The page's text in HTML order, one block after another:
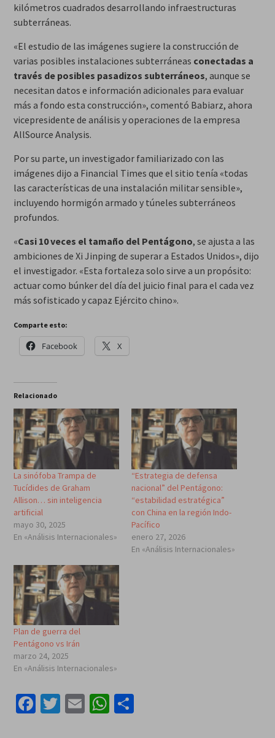
kilómetros cuadrados desarrollando infraestructuras
subterráneas.
«El estudio de las imágenes sugiere la construcción de
varias posibles instalaciones subterráneas conectadas a
través de posibles pasadizos subterráneos, aunque se
necesitan datos e información adicionales para evaluar
más a fondo esta construcción», comentó Babiarz, ahora
vicepresidente de análisis y operaciones de la empresa
AllSource Analysis.
Por su parte, un investigador familiarizado con las
imágenes dijo a Financial Times que el sitio tenía «todas
las características de una instalación militar sensible»,
incluyendo hormigón armado y túneles subterráneos
profundos.
«Casi 10 veces el tamaño del Pentágono, se ajusta a las
ambiciones de Xi Jinping de superar a Estados Unidos», dijo
el investigador. «Esta fortaleza solo sirve a un propósito:
actuar como búnker del día del juicio final para el cada vez
más sofisticado y capaz Ejército chino».
Comparte esto:
Facebook X
Relacionado
La sinófoba Trampa de
Tucídides de Graham
Allison… sin inteligencia
artificial
mayo 30, 2025
En «Análisis Internacionales»
“Estrategia de defensa
nacional” del Pentágono:
“estabilidad estratégica”
con China en la región Indo-
Pacífico
enero 27, 2026
En «Análisis Internacionales»
Plan de guerra del
Pentágono vs Irán
marzo 24, 2025
En «Análisis Internacionales»
Facebook
Twitter
EmailWhatsApp
Compartir